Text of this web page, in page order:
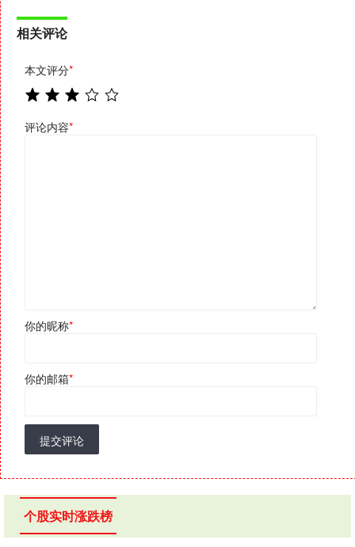
相关评论
本文评分*
评论内容*
你的昵称*
你的邮箱*
提交评论
个股实时涨跌榜